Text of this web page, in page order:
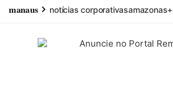
manaus notícias corporativasamazonas+